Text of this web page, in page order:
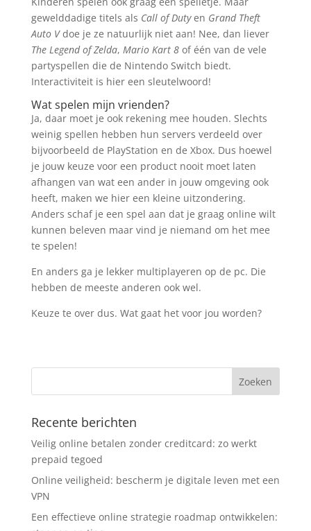
gewelddadige titels als Call of Dutyen Grand Theft
Auto Vdoe je ze natuurlijk niet aan! Nee, dan liever
The Legend of Zelda, Mario Kart 8of één van de vele
partyspellen die de Nintendo Switch biedt.
Interactiviteit is hier een sleutelwoord!
Wat spelen mijn vrienden?
Ja, daar moet je ook rekening mee houden. Slechts
weinig spellen hebben hun servers verdeeld over
bijvoorbeeld de PlayStation en de Xbox. Dus hoewel
je jouw keuze voor een product nooit moet laten
afhangen van wat een ander in jouw omgeving ook
heeft, maken we hier een kleine uitzondering.
Anders schaf je een spel aan dat je graag online wilt
kunnen beleven maar vind je niemand om het mee
te spelen!
En anders ga je lekker multiplayeren op de pc. Die
hebben de meeste anderen ook wel.
Keuze te over dus. Wat gaat het voor jou worden?
Recente berichten
Veilig online betalen zonder creditcard: zo werkt
prepaid tegoed
Online veiligheid: bescherm je digitale leven met een
VPN
Een effectieve online strategie roadmap ontwikkelen: